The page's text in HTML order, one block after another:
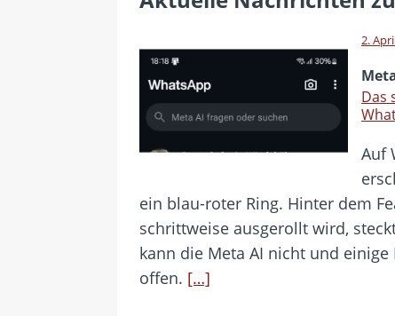
[ 21. Juli 2026 ] Wichtiges BGH-
[ 20. Juli 2026 ] BKA zerschlägt
betroffen
[ 5. August 2026 ] Wahlfreiheit
2.
Das
Auf
ein blau-roter Ring. Hinter dem
schrittweise ausgerollt wird,
kann die Meta AI nicht und
offen. […]